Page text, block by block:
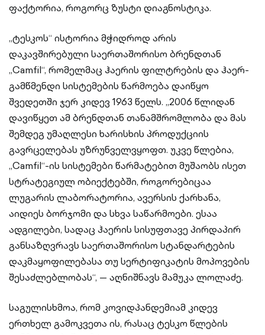
ფაქტორია, როგორც ზუსტი დიაგნოსტიკა.
„ტესკოს“ ისტორია მჭიდროდ არის
დაკავშირებული საერთაშორისო ბრენდთან
„Camfil“, რომელმაც ჰაერის ფილტრების და ჰაერ-
გამწმენდი სისტემების წარმოება დაიწყო
შვედეთში ჯერ კიდევ 1963 წელს. „2006 წლიდან
დავიწყეთ ამ ბრენდთან თანამშრომლობა და მას
შემდეგ უმაღლესი ხარისხის პროდუქციის
გავრცელებას უზრუნველვყოფთ. უკვე წლებია,
„Camfil“-ის სისტემები წარმატებით მუშაობს ისეთ
სტრატეგიულ ობიექტებში, როგორებიცაა
ლუგარის ლაბორატორია, ავერსის ქარხანა,
აიდიეს ბორჯომი და სხვა საწარმოები. ესაა
ადგილები, სადაც ჰაერის სისუფთავე პირდაპირ
განსაზღვრავს საერთაშორისო სტანდარტების
დაკმაყოფილებასა თუ სერტიფიკატის მოპოვების
შესაძლებლობას“, — აღნიშნავს მამუკა ლოლაძე.
საგულისხმოა, რომ კოვიდპანდემიამ კიდევ
ერთხელ გამოკვეთა ის, რასაც ტესკო წლების